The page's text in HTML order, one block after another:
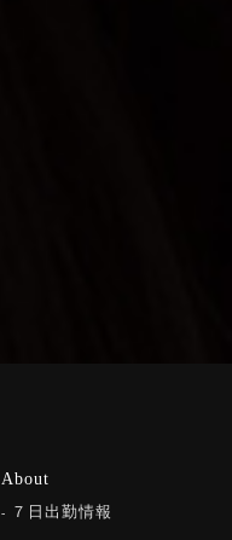
About
７日出勤情報